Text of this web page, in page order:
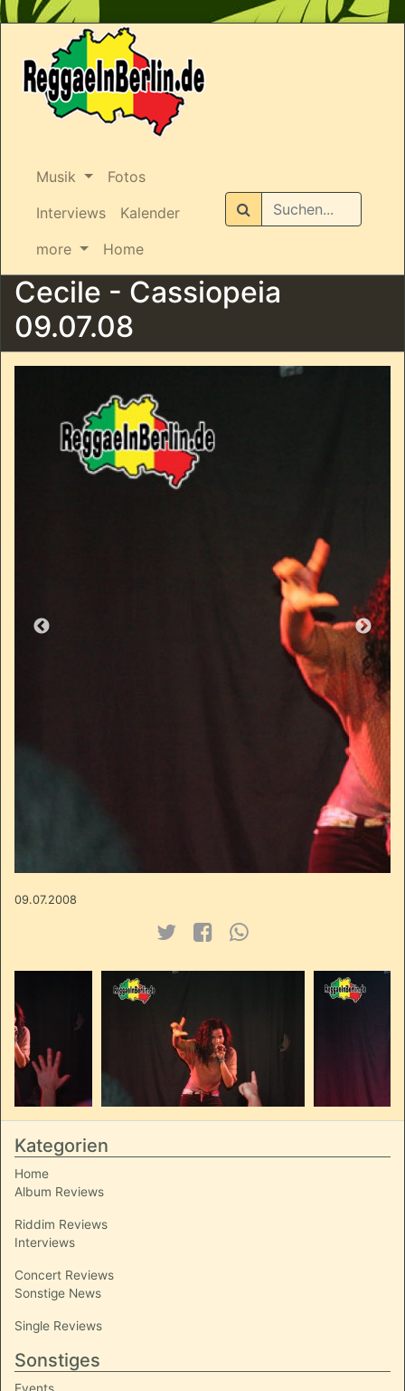
Musik
Fotos
Interviews
Kalender
more
Home
Suchen
Cecile - Cassiopeia
09.07.08
09.07.2008
Kategorien
Home
Album Reviews
Riddim Reviews
Interviews
Concert Reviews
Sonstige News
Single Reviews
Sonstiges